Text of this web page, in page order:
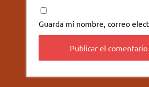
Guarda mi nombre, correo